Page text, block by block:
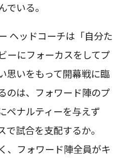
いる。
ヘッドコーチは「自分た
ーにフォーカスをしてプ
思いをもって開幕戦に臨
のは、フォワード陣のプ
ペナルティーを与えず
試合を支配するか。
、フォワード陣全員がキ